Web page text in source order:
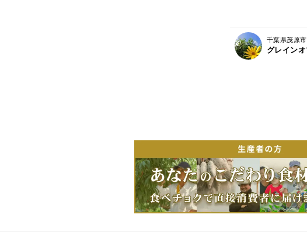
千葉県茂原市